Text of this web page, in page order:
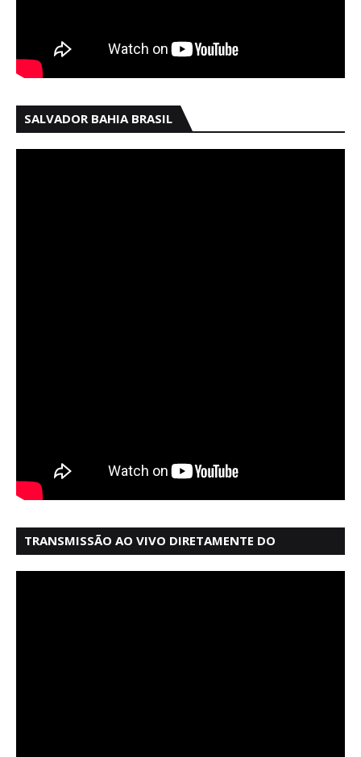
SALVADOR BAHIA BRASIL
TRANSMISSÃO AO VIVO DIRETAMENTE DO